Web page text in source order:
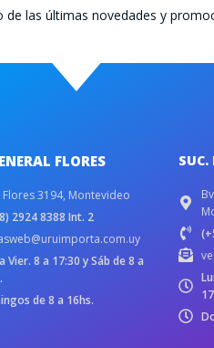
las últimas novedades y
FLORES
Flores 3194, Montevideo
2924 8388 Int. 2
Vier. 8 a 17:30 y Sáb de 8 a
de 8 a 16hs.
SUC.